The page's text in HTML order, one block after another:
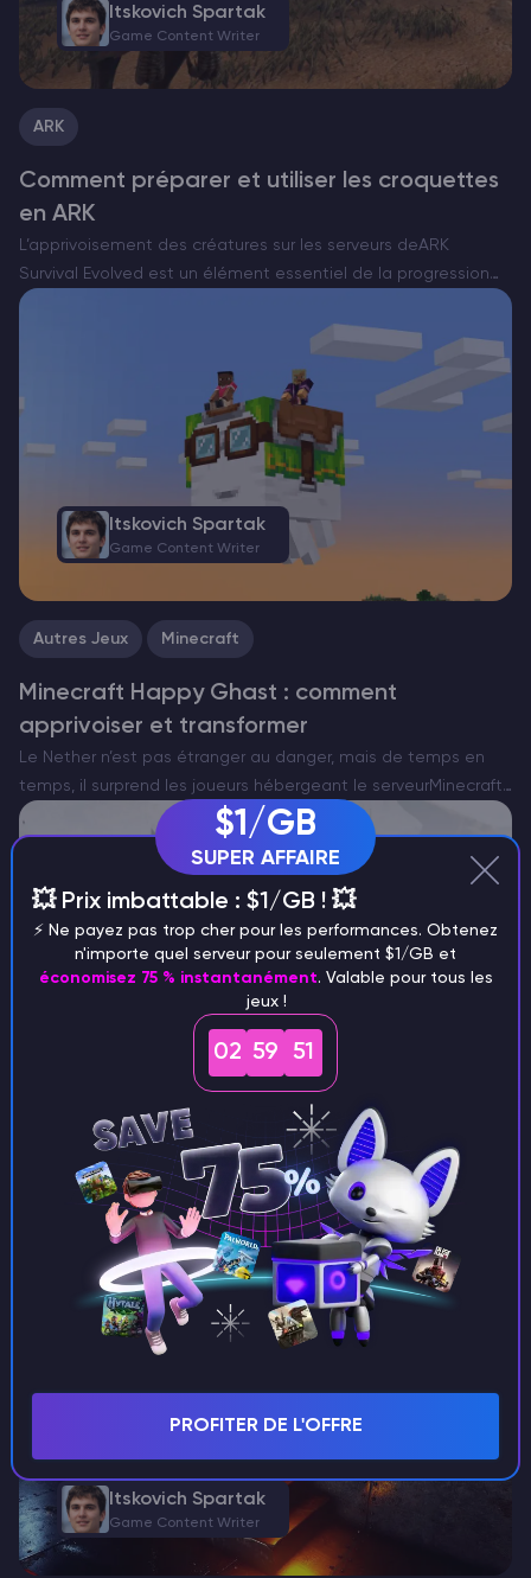
ARK
Comment préparer et utiliser les croquettes
en ARK
L’apprivoisement des créatures sur les serveurs deARK
Survival Evolved est un élément essentiel de la progression
dans le jeu. Il vous permet de constituer une équipe,
d’explorer en toute sécurité et de défendre votre base….
Itskovich Spartak
Game Content Writer
Autres Jeux Minecraft
Minecraft Happy Ghast : comment
apprivoiser et transformer
Le Nether n’est pas étranger au danger, mais de temps en
temps, il surprend les joueurs hébergeant le serveurMinecraft
avec quelque chose d’inhabituellement réconfortant. Entrez
dans le Happy Ghast – une version rare et pacifique…
Itskovich Spartak
Game Content Writer
Comment obtenir des semences de blé en
Palworld
La vie dans l’hébergement de serveursPalworld ne se résume
pas à sur attraper des créatures ou à ériger des murs pour
s’abriter, mais à sur apprendre à vivre de la terre. Pour
prospérer, vous devrez…
Itskovich Spartak
Game Content Writer
Itskovich Spartak
Game Content Writer
$1/GB
SUPER AFFAIRE
💥 Prix imbattable : $1/GB ! 💥
⚡️ Ne payez pas trop cher pour les performances. Obtenez
n'importe quel serveur pour seulement $1/GB et
économisez 75 % instantanément. Valable pour tous les
jeux !
02 59 49
PROFITER DE L'OFFRE